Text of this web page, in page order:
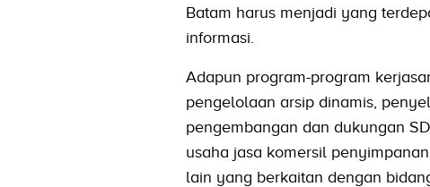
Batam harus menjadi yang
informasi.
Adapun program-program
pengelolaan arsip dinamis,
pengembangan dan dukungan
usaha jasa komersil
lain yang berkaitan dengan